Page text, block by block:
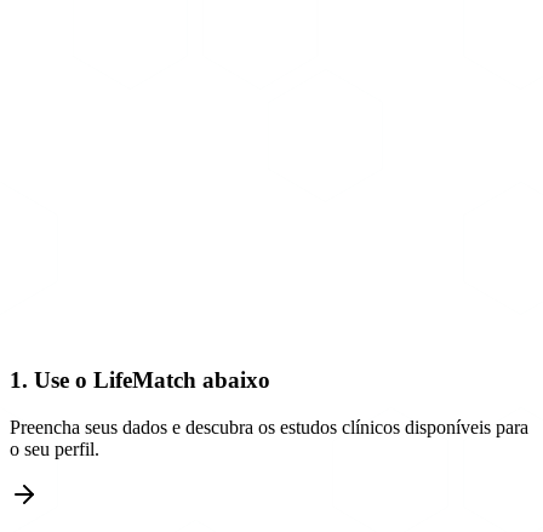
1. Use o LifeMatch abaixo
Preencha seus dados e descubra os estudos clínicos disponíveis para
o seu perfil.